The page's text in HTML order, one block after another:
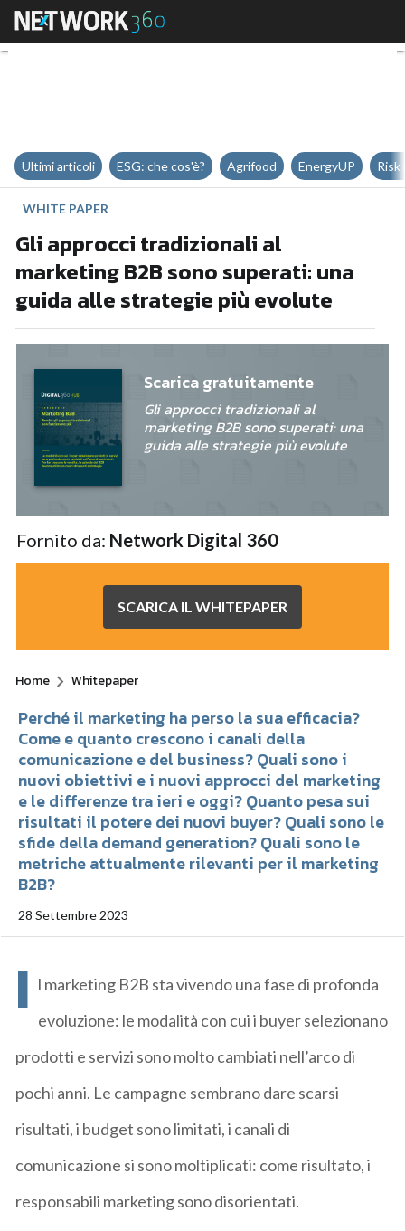
Gli approcci tradizionali al
Ultimi articoli ESG: che cos'è? Agrifood EnergyUP Risk
WHITE PAPER
Gli approcci tradizionali al
marketing B2B sono superati: una
guida alle strategie più evolute
Scarica gratuitamente
Gli approcci tradizionali al
marketing B2B sono superati: una
guida alle strategie più evolute
Fornito da: Network Digital 360
SCARICA IL WHITEPAPER
Home Whitepaper
Perché il marketing ha perso la sua efficacia?
Come e quanto crescono i canali della
comunicazione e del business? Quali sono i
nuovi obiettivi e i nuovi approcci del marketing
e le differenze tra ieri e oggi? Quanto pesa sui
risultati il potere dei nuovi buyer? Quali sono le
sfide della demand generation? Quali sono le
metriche attualmente rilevanti per il marketing
B2B?
28 Settembre 2023
I l marketing B2B sta vivendo una fase di profonda
evoluzione: le modalità con cui i buyer selezionano
prodotti e servizi sono molto cambiati nell’arco di
pochi anni. Le campagne sembrano dare scarsi
risultati, i budget sono limitati, i canali di
comunicazione si sono moltiplicati: come risultato, i
responsabili marketing sono disorientati.